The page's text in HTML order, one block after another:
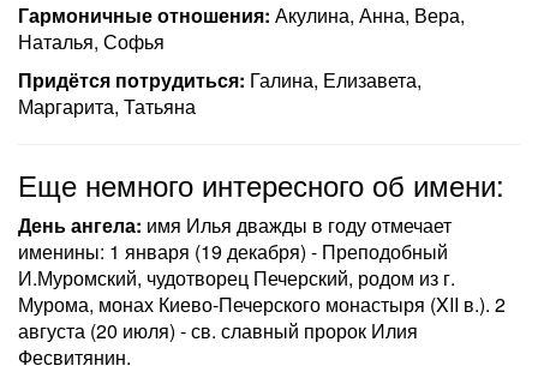
Гармоничные отношения: Акулина, Анна, Вера,
Наталья, Софья
Придётся потрудиться: Галина, Елизавета,
Маргарита, Татьяна
Еще немного интересного об имени:
День ангела: имя Илья дважды в году отмечает
именины: 1 января (19 декабря) - Преподобный
И.Муромский, чудотворец Печерский, родом из г.
Мурома, монах Киево-Печерского монастыря (XII в.). 2
августа (20 июля) - св. славный пророк Илия
Фесвитянин.